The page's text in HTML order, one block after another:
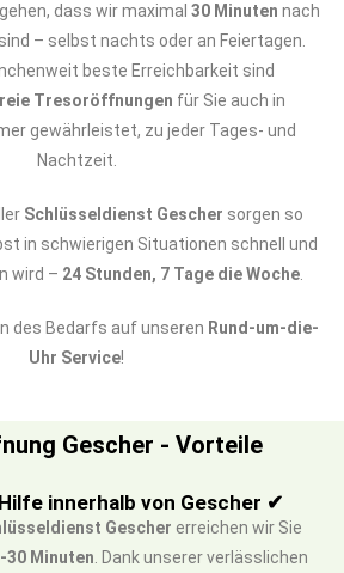
dass wir maximal 30 Minuten nach
– selbst nachts oder an Feiertagen.
beste Erreichbarkeit sind
Tresoröffnungen für Sie auch in
gewährleistet, zu jeder Tages- und
Nachtzeit.
Schlüsseldienst Gescher sorgen so
in schwierigen Situationen schnell und
wird – 24 Stunden, 7 Tage die Woche.
des Bedarfs auf unseren Rund-um-die-
Uhr Service!
Gescher - Vorteile
innerhalb von Gescher ✔
Gescher erreichen wir Sie
30 Minuten . Dank unserer verlässlichen